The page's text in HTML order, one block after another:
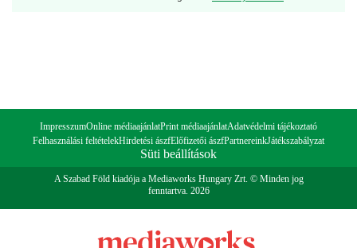
ImpresszumOnline médiaajánlatPrint médiaajánlatAdatvédelmi tájékoztató
Felhasználási feltételekHirdetési ászfElőfizetői ászfPartnereinkJátékszabályzat
Süti beállítások
A Szabad Föld kiadója a Mediaworks Hungary Zrt. © Minden jog
fenntartva. 2026